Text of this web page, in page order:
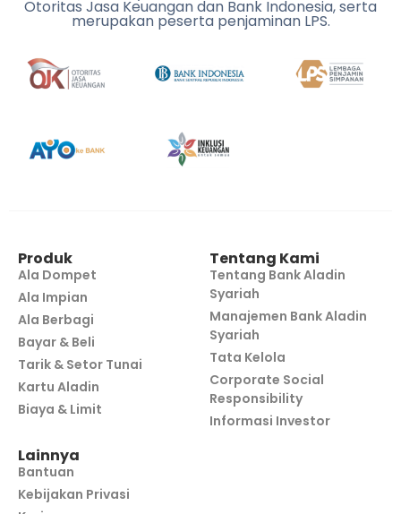
Otoritas Jasa Keuangan dan Bank Indonesia, serta
merupakan peserta penjaminan LPS.
Produk
Ala Dompet
Ala Impian
Ala Berbagi
Bayar & Beli
Tarik & Setor Tunai
Kartu Aladin
Biaya & Limit
Tentang Kami
Tentang Bank Aladin
Syariah
Manajemen Bank Aladin
Syariah
Tata Kelola
Corporate Social
Responsibility
Informasi Investor
Lainnya
Bantuan
Kebijakan Privasi